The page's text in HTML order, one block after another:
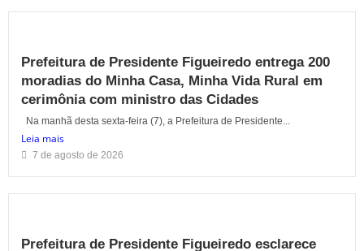
Prefeitura de Presidente Figueiredo entrega 200
moradias do Minha Casa, Minha Vida Rural em
cerimônia com ministro das Cidades
Na manhã desta sexta-feira (7), a Prefeitura de Presidente...
Leia mais
7 de agosto de 2026
Prefeitura de Presidente Figueiredo esclarece